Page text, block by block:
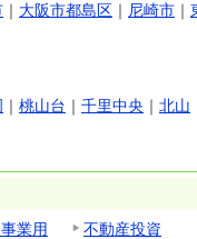
｜ 大阪市都島区 ｜ 尼崎市 ｜
｜ 桃山台 ｜ 千里中央 ｜ 北山
業用
不動産投資